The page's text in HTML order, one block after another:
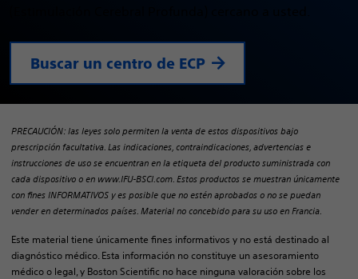
Buscar un centro de ECP
PRECAUCIÓN: las leyes solo permiten la venta de estos dispositivos bajo
prescripción facultativa. Las indicaciones, contraindicaciones, advertencias e
instrucciones de uso se encuentran en la etiqueta del producto suministrada con
cada dispositivo o en www.IFU-BSCI.com. Estos productos se muestran únicamente
con fines INFORMATIVOS y es posible que no estén aprobados o no se puedan
vender en determinados países. Material no concebido para su uso en Francia.
Este material tiene únicamente fines informativos y no está destinado al
diagnóstico médico. Esta información no constituye un asesoramiento
médico o legal, y Boston Scientific no hace ninguna valoración sobre los